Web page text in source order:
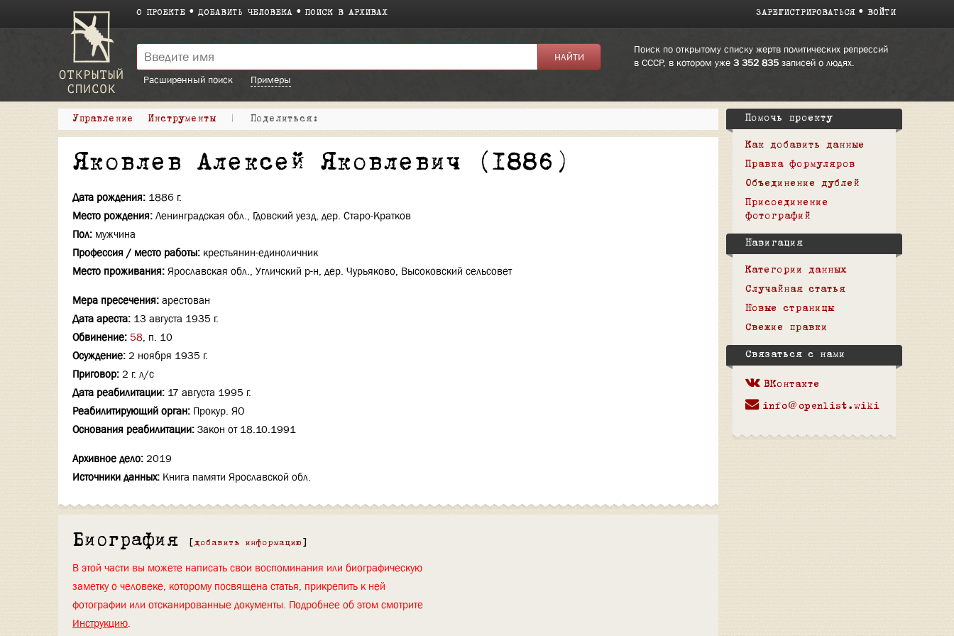
О ПРОЕКТЕ ДОБАВИТЬ ЧЕЛОВЕКА ПОИСК В АРХИВАХ ЗАРЕГИСТРИРОВАТЬСЯ ВОЙТИ
Поиск по открытому списку жертв политических репрессий
в СССР, в котором уже 3 352 835записей о людях.
Расширенный поиск
Примеры
Управление Инструменты | Поделиться:
Яковлев Алексей Яковлевич (1886)
Дата рождения: 1886 г.
Место рождения: Ленинградская обл., Гдовский уезд, дер. Старо-Кратков
Пол: мужчина
Профессия / место работы: крестьянин-единоличник
Место проживания: Ярославская обл., Угличский р-н, дер. Чурьяково, Высоковский сельсовет
Мера пресечения: арестован
Дата ареста: 13 августа 1935 г.
Обвинение: 58, п. 10
Осуждение: 2 ноября 1935 г.
Приговор: 2 г. л/с
Дата реабилитации: 17 августа 1995 г.
Реабилитирующий орган: Прокур. ЯО
Основания реабилитации: Закон от 18.10.1991
Архивное дело: 2019
Источники данных: Книга памяти Ярославской обл.
Биография [ добавить информацию ]
В этой части вы можете написать свои воспоминания или биографическую
заметку о человеке, которому посвящена статья, прикрепить к ней
фотографии или отсканированные документы. Подробнее об этом смотрите
Инструкцию.
Помочь проекту
Как добавить данные
Правка формуляров
Объединение дублей
Присоединение
фотографий
Навигация
Категории данных
Случайная статья
Новые страницы
Свежие правки
Связаться с нами
ВКонтакте
info@openlist.wiki